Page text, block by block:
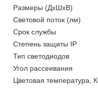
Размеры (ДхШхВ)
Световой поток (лм)
Срок службы
Степень защиты IP
Тип светодиодов
Угол рассеивания
Цветовая температура, К